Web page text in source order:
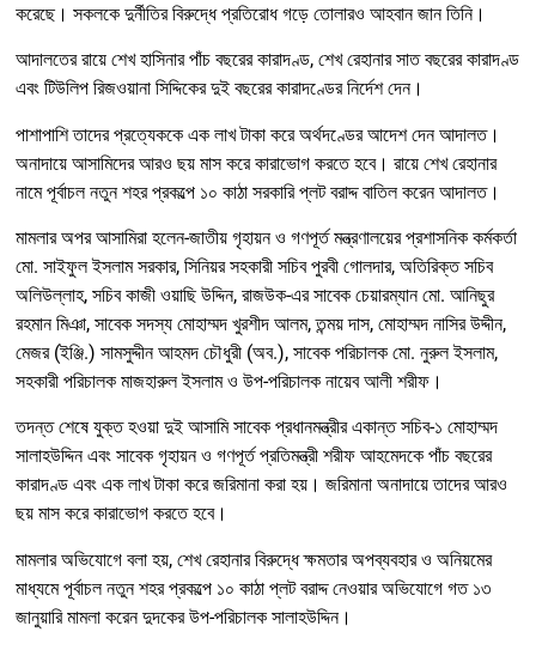
করেছে। সকলকে দুর্নীতির বিরুদ্ধে প্রতিরোধ গড়ে তোলারও আহবান জান তিনি।
আদালতের রায়ে শেখ হাসিনার পাঁচ বছরের কারাদণ্ড, শেখ রেহানার সাত বছরের কারাদণ্ড
এবং টিউলিপ রিজওয়ানা সিদ্দিকের দুই বছরের কারাদণ্ডের নির্দেশ দেন।
পাশাপাশি তাদের প্রত্যেককে এক লাখ টাকা করে অর্থদণ্ডের আদেশ দেন আদালত।
অনাদায়ে আসামিদের আরও ছয় মাস করে কারাভোগ করতে হবে। রায়ে শেখ রেহানার
নামে পূর্বাচল নতুন শহর প্রকল্পে ১০ কাঠা সরকারি প্লট বরাদ্দ বাতিল করেন আদালত।
মামলার অপর আসামিরা হলেন-জাতীয় গৃহায়ন ও গণপূর্ত মন্ত্রণালয়ের প্রশাসনিক কর্মকর্তা
মো. সাইফুল ইসলাম সরকার, সিনিয়র সহকারী সচিব পুরবী গোলদার, অতিরিক্ত সচিব
অলিউল্লাহ, সচিব কাজী ওয়াছি উদ্দিন, রাজউক-এর সাবেক চেয়ারম্যান মো. আনিছুর
রহমান মিঞা, সাবেক সদস্য মোহাম্মদ খুরশীদ আলম, তন্ময় দাস, মোহাম্মদ নাসির উদ্দীন,
মেজর (ইঞ্জি.) সামসুদ্দীন আহমদ চৌধুরী (অব.), সাবেক পরিচালক মো. নুরুল ইসলাম,
সহকারী পরিচালক মাজহারুল ইসলাম ও উপ-পরিচালক নায়েব আলী শরীফ।
তদন্ত শেষে যুক্ত হওয়া দুই আসামি সাবেক প্রধানমন্ত্রীর একান্ত সচিব-১ মোহাম্মদ
সালাহউদ্দিন এবং সাবেক গৃহায়ন ও গণপূর্ত প্রতিমন্ত্রী শরীফ আহমেদকে পাঁচ বছরের
কারাদণ্ড এবং এক লাখ টাকা করে জরিমানা করা হয়। জরিমানা অনাদায়ে তাদের আরও
ছয় মাস করে কারাভোগ করতে হবে।
মামলার অভিযোগে বলা হয়, শেখ রেহানার বিরুদ্ধে ক্ষমতার অপব্যবহার ও অনিয়মের
মাধ্যমে পূর্বাচল নতুন শহর প্রকল্পে ১০ কাঠা প্লট বরাদ্দ নেওয়ার অভিযোগে গত ১৩
জানুয়ারি মামলা করেন দুদকের উপ-পরিচালক সালাহউদ্দিন।